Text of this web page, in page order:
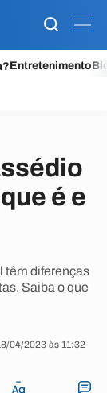
Entretenimento
é e
têm diferenças
Saiba o que
04/2023 às 11:32